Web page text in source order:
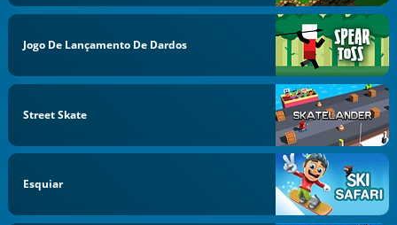
Jogo De Lançamento De Dardos
Street Skate
Esquiar